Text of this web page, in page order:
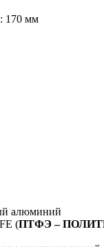
170 мм
алюминий
(ПТФЭ –